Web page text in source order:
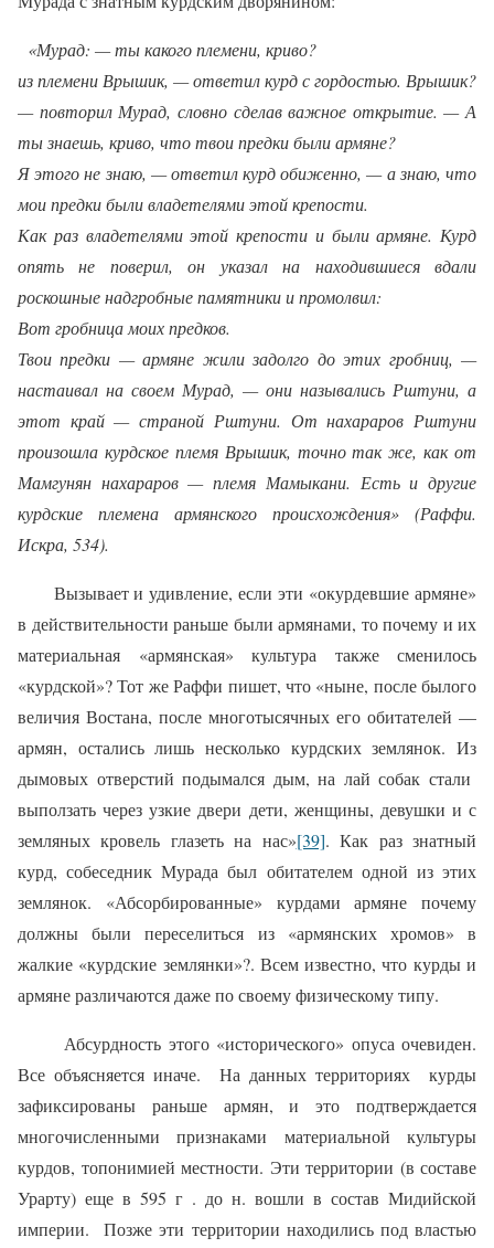
«Мурад: — ты какого племени, криво?
из племени Врышик, — ответил курд с гордостью. Врышик?
— повторил Мурад, словно сделав важное открытие. — А
ты знаешь, криво, что твои предки были армяне?
Я этого не знаю, — ответил курд обиженно, — а знаю, что
мои предки были владетелями этой крепости.
Как раз владетелями этой крепости и были армяне. Курд
опять не поверил, он указал на находившиеся вдали
роскошные надгробные памятники и промолвил:
Вот гробница моих предков.
Твои предки — армяне жили задолго до этих гробниц, —
настаивал на своем Мурад, — они назывались Рштуни, а
этот край — страной Рштуни. От нахараров Рштуни
произошла курдское племя Врышик, точно так же, как от
Мамгунян нахараров — племя Мамыкани. Есть и другие
курдские племена армянского происхождения» (Раффи.
Искра, 534).
Вызывает и удивление, если эти «окурдевшие армяне»
в действительности раньше были армянами, то почему и их
материальная «армянская» культура также сменилось
«курдской»? Тот же Раффи пишет, что «ныне, после былого
величия Востана, после многотысячных его обитателей —
армян, остались лишь несколько курдских землянок. Из
дымовых отверстий подымался дым, на лай собак стали
выползать через узкие двери дети, женщины, девушки и с
земляных кровель глазеть на нас»[39]. Как раз знатный
курд, собеседник Мурада был обитателем одной из этих
землянок. «Абсорбированные» курдами армяне почему
должны были переселиться из «армянских хромов» в
жалкие «курдские землянки»?. Всем известно, что курды и
армяне различаются даже по своему физическому типу.
Абсурдность этого «исторического» опуса очевиден.
Все объясняется иначе. На данных территориях курды
зафиксированы раньше армян, и это подтверждается
многочисленными признаками материальной культуры
курдов, топонимией местности. Эти территории (в составе
Урарту) еще в 595 г . до н. вошли в состав Мидийской
империи. Позже эти территории находились под властью